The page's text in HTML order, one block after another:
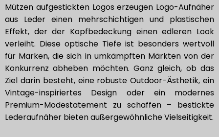
Mützen aufgestickten Logos erzeugen Logo-Aufnäher
aus Leder einen mehrschichtigen und plastischen
Effekt, der der Kopfbedeckung einen edleren Look
verleiht. Diese optische Tiefe ist besonders wertvoll
für Marken, die sich in umkämpften Märkten von der
Konkurrenz abheben möchten. Ganz gleich, ob das
Ziel darin besteht, eine robuste Outdoor-Ästhetik, ein
Vintage-inspiriertes Design oder ein modernes
Premium-Modestatement zu schaffen – bestickte
Lederaufnäher bieten außergewöhnliche Vielseitigkeit.